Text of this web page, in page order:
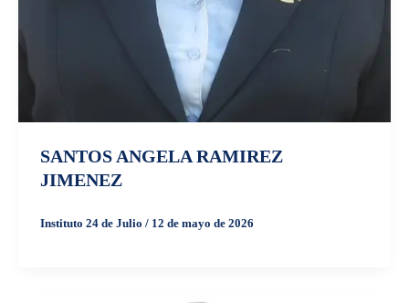
SANTOS ANGELA RAMIREZ
JIMENEZ
Instituto 24 de Julio / 12 de mayo de 2026